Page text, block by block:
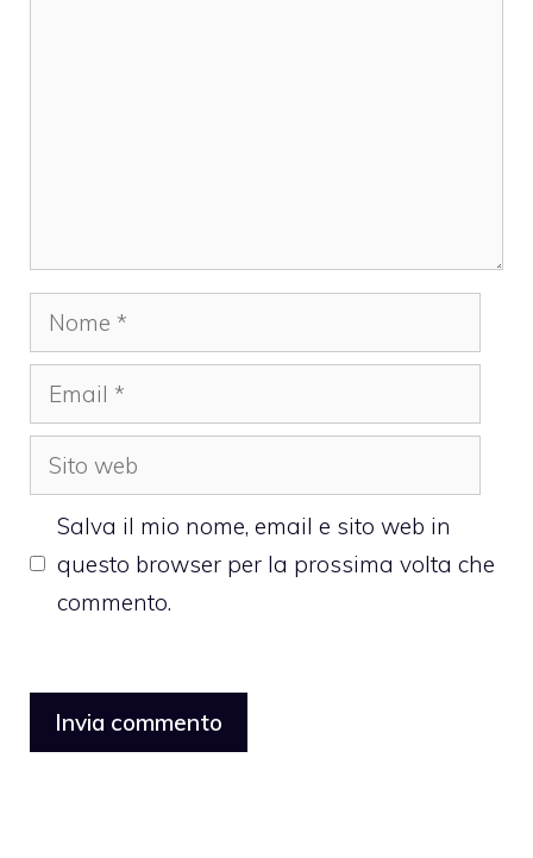
Nome
Email
Sito
web
Salva il mio nome, email e sito web in
questo browser per la prossima volta che
commento.